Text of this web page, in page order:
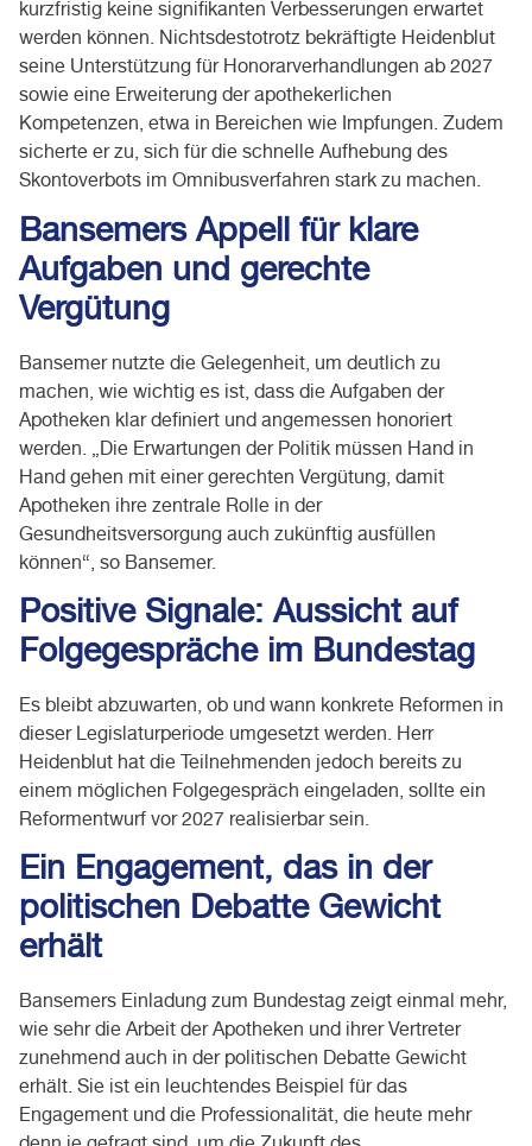
kurzfristig keine signifikanten Verbesserungen erwartet
werden können. Nichtsdestotrotz bekräftigte Heidenblut
seine Unterstützung für Honorarverhandlungen ab 2027
sowie eine Erweiterung der apothekerlichen
Kompetenzen, etwa in Bereichen wie Impfungen. Zudem
sicherte er zu, sich für die schnelle Aufhebung des
Skontoverbots im Omnibusverfahren stark zu machen.
Bansemers Appell für klare
Aufgaben und gerechte
Vergütung
Bansemer nutzte die Gelegenheit, um deutlich zu
machen, wie wichtig es ist, dass die Aufgaben der
Apotheken klar definiert und angemessen honoriert
werden. „Die Erwartungen der Politik müssen Hand in
Hand gehen mit einer gerechten Vergütung, damit
Apotheken ihre zentrale Rolle in der
Gesundheitsversorgung auch zukünftig ausfüllen
können“, so Bansemer.
Positive Signale: Aussicht auf
Folgegespräche im Bundestag
Es bleibt abzuwarten, ob und wann konkrete Reformen in
dieser Legislaturperiode umgesetzt werden. Herr
Heidenblut hat die Teilnehmenden jedoch bereits zu
einem möglichen Folgegespräch eingeladen, sollte ein
Reformentwurf vor 2027 realisierbar sein.
Ein Engagement, das in der
politischen Debatte Gewicht
erhält
Bansemers Einladung zum Bundestag zeigt einmal mehr,
wie sehr die Arbeit der Apotheken und ihrer Vertreter
zunehmend auch in der politischen Debatte Gewicht
erhält. Sie ist ein leuchtendes Beispiel für das
Engagement und die Professionalität, die heute mehr